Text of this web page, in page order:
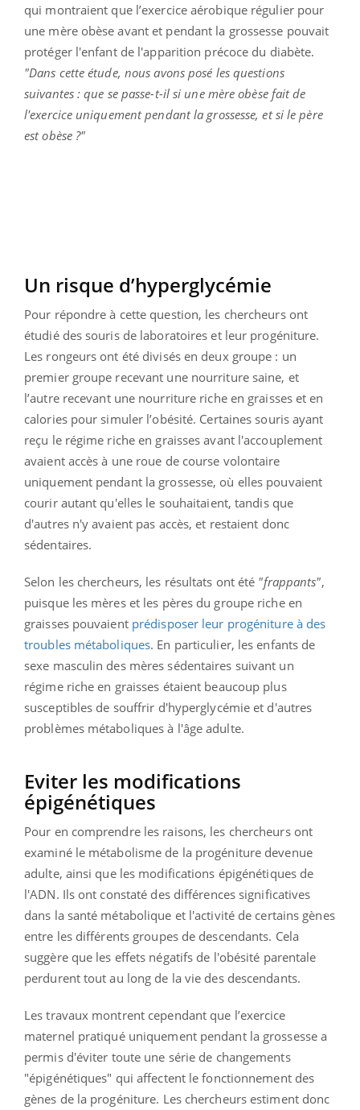
qui montraient que l’exercice aérobique régulier pour
une mère obèse avant et pendant la grossesse pouvait
protéger l'enfant de l'apparition précoce du diabète.
"Dans cette étude, nous avons posé les questions
suivantes : que se passe-t-il si une mère obèse fait de
l'exercice uniquement pendant la grossesse, et si le père
est obèse ?"
Un risque d’hyperglycémie
Pour répondre à cette question, les chercheurs ont
étudié des souris de laboratoires et leur progéniture.
Les rongeurs ont été divisés en deux groupe : un
premier groupe recevant une nourriture saine, et
l’autre recevant une nourriture riche en graisses et en
calories pour simuler l’obésité. Certaines souris ayant
reçu le régime riche en graisses avant l'accouplement
avaient accès à une roue de course volontaire
uniquement pendant la grossesse, où elles pouvaient
courir autant qu'elles le souhaitaient, tandis que
d'autres n'y avaient pas accès, et restaient donc
sédentaires.
Selon les chercheurs, les résultats ont été "frappants",
puisque les mères et les pères du groupe riche en
graisses pouvaient prédisposer leur progéniture à des
troubles métaboliques. En particulier, les enfants de
sexe masculin des mères sédentaires suivant un
régime riche en graisses étaient beaucoup plus
susceptibles de souffrir d'hyperglycémie et d'autres
problèmes métaboliques à l'âge adulte.
Eviter les modifications
épigénétiques
Pour en comprendre les raisons, les chercheurs ont
examiné le métabolisme de la progéniture devenue
adulte, ainsi que les modifications épigénétiques de
l'ADN. Ils ont constaté des différences significatives
dans la santé métabolique et l'activité de certains gènes
entre les différents groupes de descendants. Cela
suggère que les effets négatifs de l'obésité parentale
perdurent tout au long de la vie des descendants.
Les travaux montrent cependant que l’exercice
maternel pratiqué uniquement pendant la grossesse a
permis d'éviter toute une série de changements
"épigénétiques" qui affectent le fonctionnement des
gènes de la progéniture. Les chercheurs estiment donc